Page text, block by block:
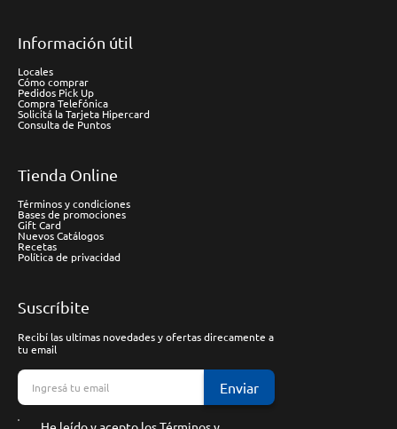
Información útil
Locales
Cómo comprar
Pedidos Pick Up
Compra Telefónica
Solicitá la Tarjeta Hipercard
Consulta de Puntos
Tienda Online
Términos y condiciones
Bases de promociones
Gift Card
Nuevos Catálogos
Recetas
Política de privacidad
Suscríbite
Recibí las ultimas novedades y ofertas direcamente a
tu email
Enviar